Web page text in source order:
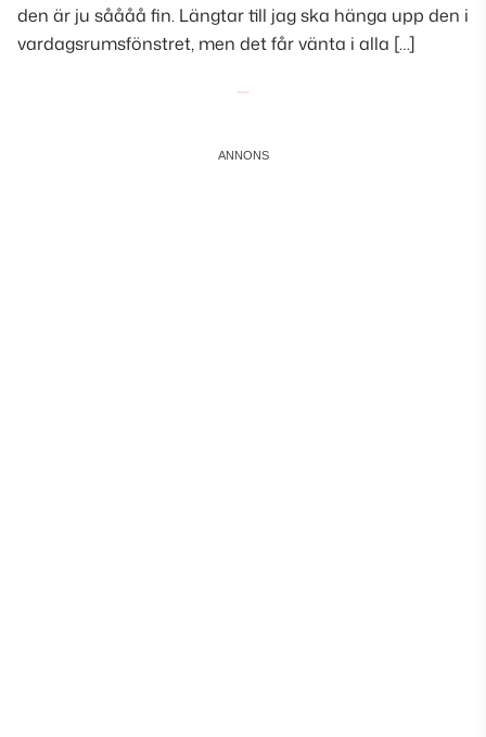
den är ju såååå fin. Längtar till jag ska hänga upp den i
vardagsrumsfönstret, men det får vänta i alla […]